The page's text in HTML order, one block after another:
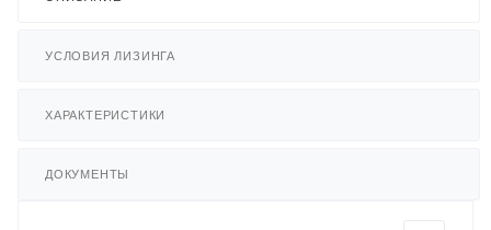
УСЛОВИЯ ЛИЗИНГА
ХАРАКТЕРИСТИКИ
ДОКУМЕНТЫ